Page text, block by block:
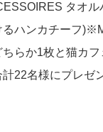
タオ
ハンカチーフ
らか1枚と猫カ
22名様にプレゼ